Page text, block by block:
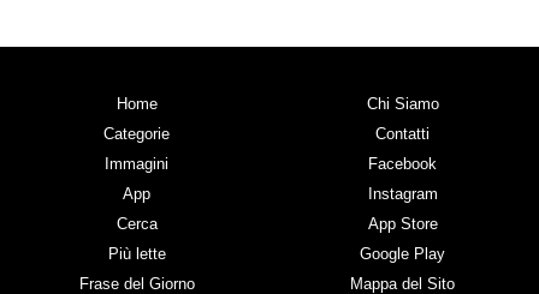
Home
Categorie
Immagini
App
Cerca
Più lette
Frase del Giorno
Chi Siamo
Contatti
Facebook
Instagram
App Store
Google Play
Mappa del Sito